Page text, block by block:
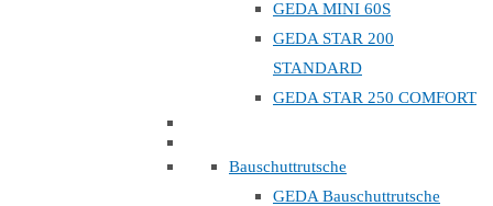
GEDA MINI 60S
GEDA STAR 200
STANDARD
GEDA STAR 250 COMFORT
Bauschuttrutsche
GEDA Bauschuttrutsche